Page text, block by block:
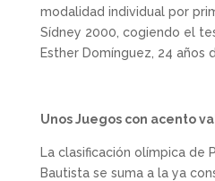
modalidad individual por
Sídney 2000, cogiendo el
Esther Domínguez, 24 años
Unos Juegos con acento
La clasificación olímpica de
Bautista se suma a la ya